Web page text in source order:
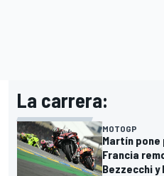
La carrera:
MOTOGP
Martín pone
Francia
Bezzecchi